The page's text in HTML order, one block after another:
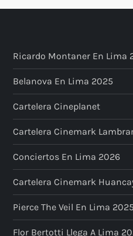
Ricardo Montaner En Lima
Belanova En Lima 2025
Cartelera Cineplanet
Cartelera Cinemark
Conciertos En Lima 2026
Cartelera Cinemark
Pierce The Veil En Lima 2025
Flor Bertotti Llega A Lima